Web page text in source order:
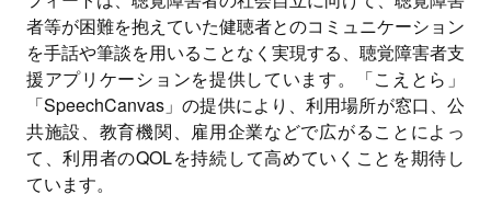
者等が困難を抱えていた健聴者とのコミュニケーション
を手話や筆談を用いることなく実現する、聴覚障害者支
援アプリケーションを提供しています。「こえとら」
「SpeechCanvas」の提供により、利用場所が窓口、公
共施設、教育機関、雇用企業などで広がることによっ
て、利用者のQOLを持続して高めていくことを期待し
ています。